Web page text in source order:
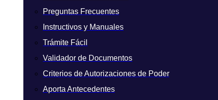
Preguntas Frecuentes
Instructivos y Manuales
Trámite Fácil
Validador de Documentos
Criterios de Autorizaciones de Poder
Aporta Antecedentes